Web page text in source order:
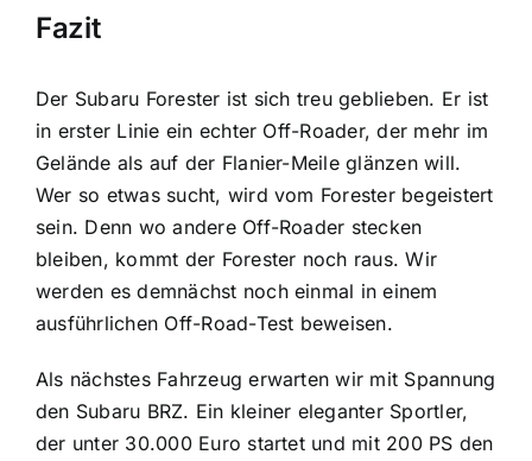
Fazit
Der Subaru Forester ist sich treu geblieben. Er ist
in erster Linie ein echter Off-Roader, der mehr im
Gelände als auf der Flanier-Meile glänzen will.
Wer so etwas sucht, wird vom Forester begeistert
sein. Denn wo andere Off-Roader stecken
bleiben, kommt der Forester noch raus. Wir
werden es demnächst noch einmal in einem
ausführlichen Off-Road-Test beweisen.
Als nächstes Fahrzeug erwarten wir mit Spannung
den Subaru BRZ. Ein kleiner eleganter Sportler,
der unter 30.000 Euro startet und mit 200 PS den